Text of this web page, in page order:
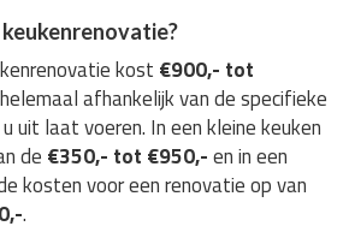
kost €900,- tot
afhankelijk van de specifieke
uit laat voeren. In een kleine keuken
de €350,- tot €950,-en in een
kosten voor een renovatie op van
.